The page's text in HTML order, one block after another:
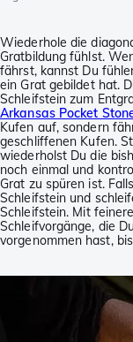
Wiederhole die
Gratbildung fühlst.
fährst, kannst Du
ein Grat gebildet hat.
Schleifstein zum
Arkansas Pocket
Kufen auf, sondern
geschliffenen Kufen.
wiederholst Du die
noch einmal und
Grat zu spüren ist.
Schleifstein und
Schleifstein. Mit
Schleifvorgänge, die
vorgenommen hast,